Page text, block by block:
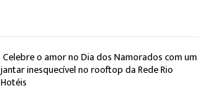
Celebre o amor no Dia dos Namorados com um
jantar inesquecível no rooftop da Rede Rio
Hotéis